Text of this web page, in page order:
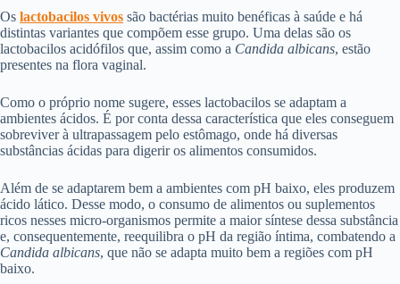
Os lactobacilos vivos são bactérias muito benéficas à saúde e há
distintas variantes que compõem esse grupo. Uma delas são os
lactobacilos acidófilos que, assim como a Candida albicans, estão
presentes na flora vaginal.
Como o próprio nome sugere, esses lactobacilos se adaptam a
ambientes ácidos. É por conta dessa característica que eles conseguem
sobreviver à ultrapassagem pelo estômago, onde há diversas
substâncias ácidas para digerir os alimentos consumidos.
Além de se adaptarem bem a ambientes com pH baixo, eles produzem
ácido lático. Desse modo, o consumo de alimentos ou suplementos
ricos nesses micro-organismos permite a maior síntese dessa substância
e, consequentemente, reequilibra o pH da região íntima, combatendo a
Candida albicans, que não se adapta muito bem a regiões com pH
baixo.